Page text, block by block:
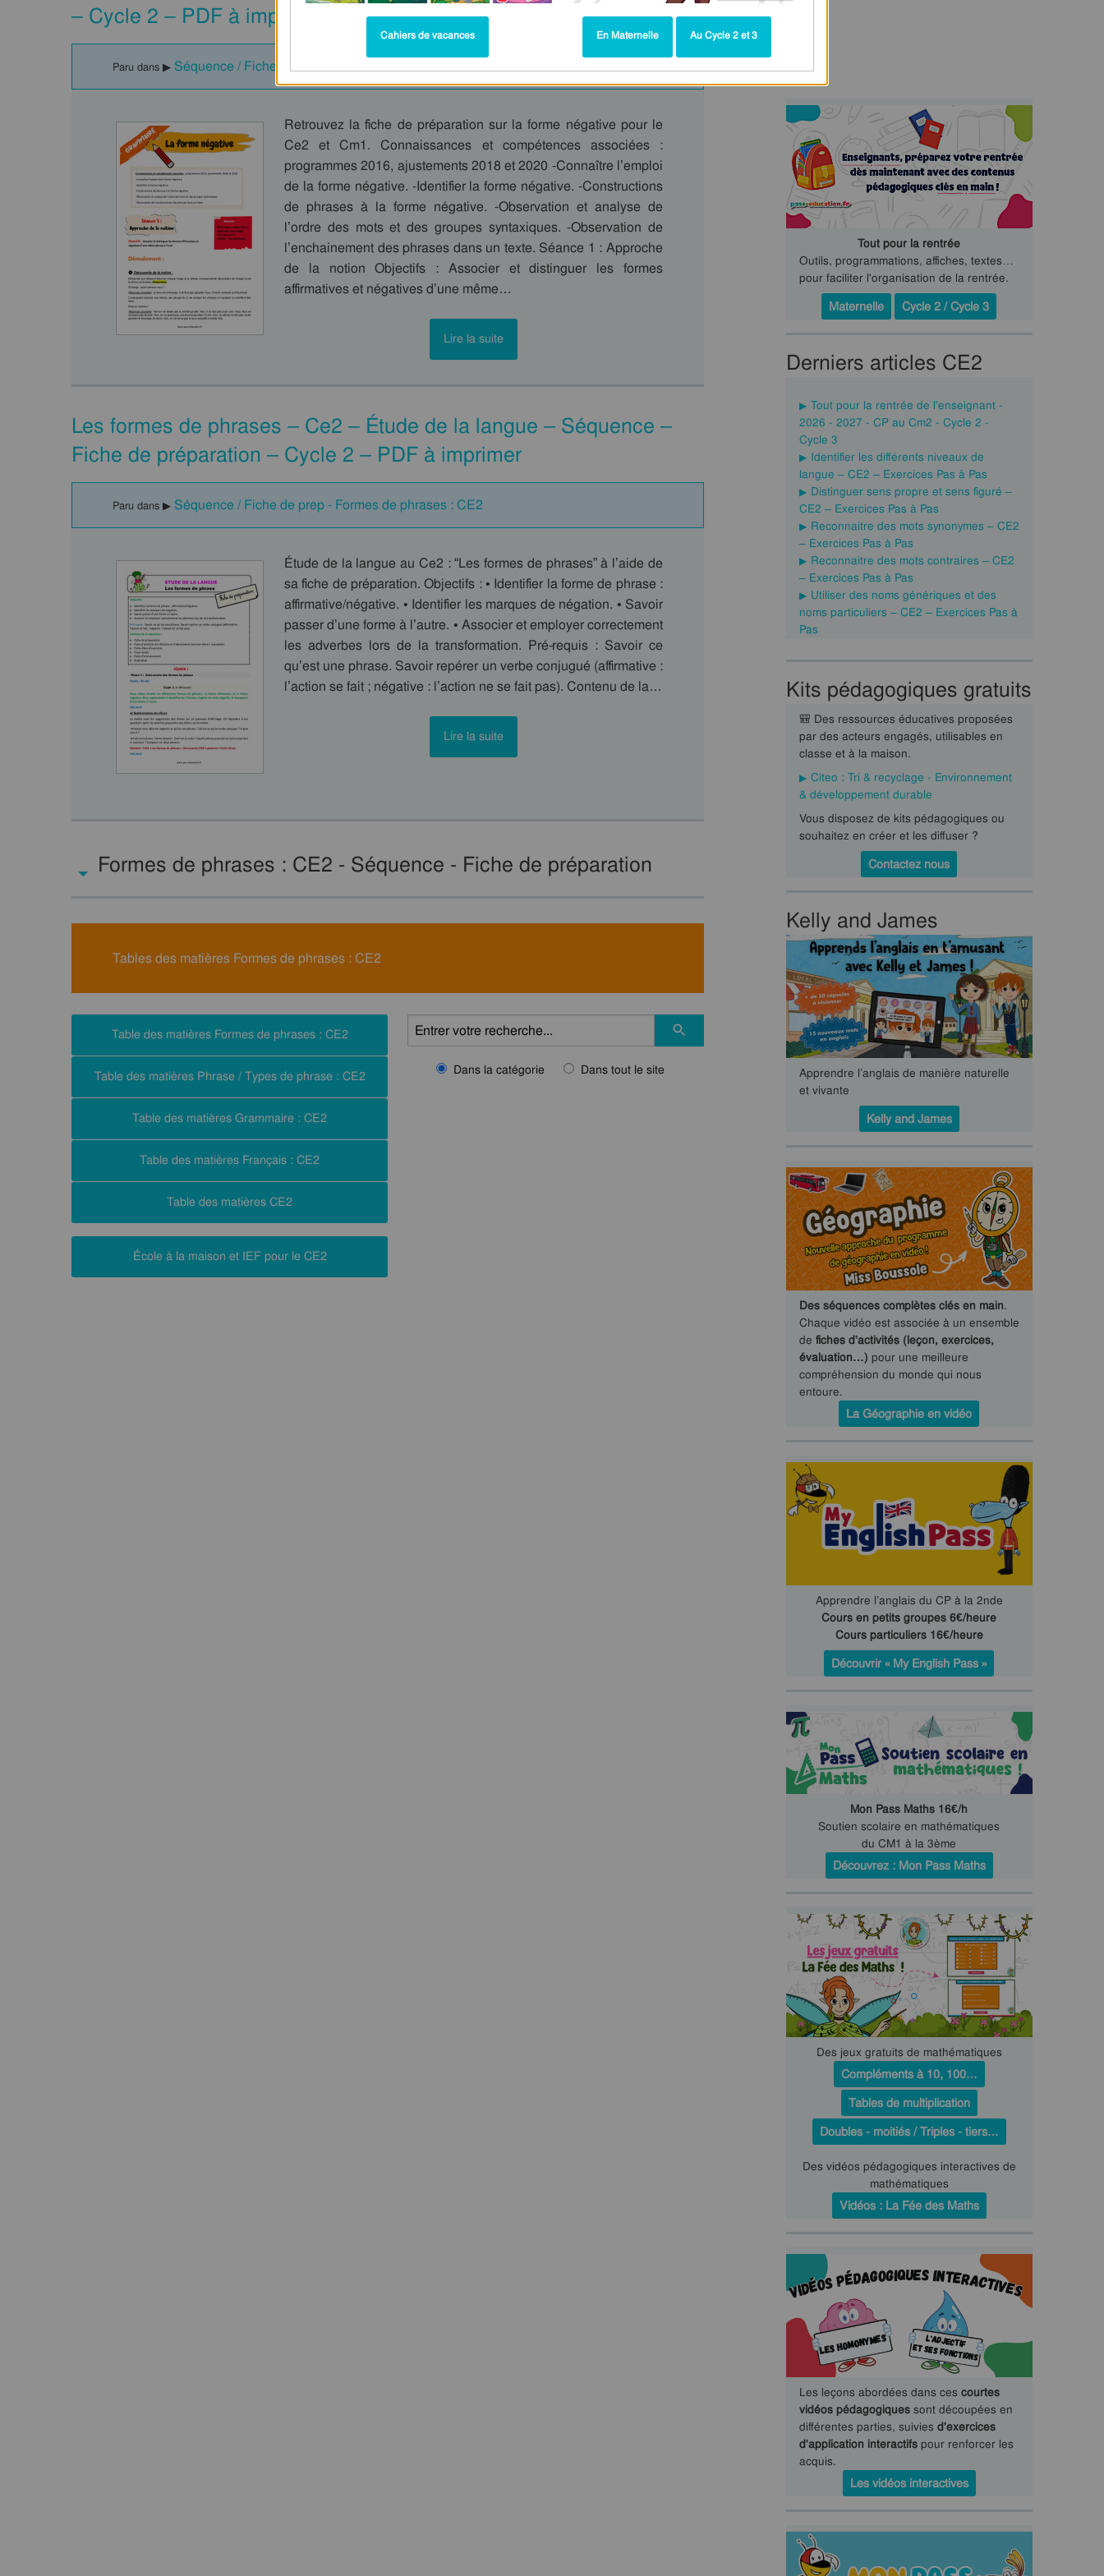
– Cycle 2 – PDF à imprimer
Paru dans ▶ Séquence / Fiche de prep - Formes de phrases : CE2
Retrouvez la fiche de préparation sur la forme négative pour le
Ce2 et Cm1. Connaissances et compétences associées :
programmes 2016, ajustements 2018 et 2020 -Connaître l’emploi
de la forme négative. -Identifier la forme négative. -Constructions
de phrases à la forme négative. -Observation et analyse de
l’ordre des mots et des groupes syntaxiques. -Observation de
l’enchainement des phrases dans un texte. Séance 1 : Approche
de la notion Objectifs : Associer et distinguer les formes
affirmatives et négatives d’une même…
Lire la suite
Les formes de phrases – Ce2 – Étude de la langue – Séquence –
Fiche de préparation – Cycle 2 – PDF à imprimer
Paru dans ▶ Séquence / Fiche de prep - Formes de phrases : CE2
Étude de la langue au Ce2 : “Les formes de phrases” à l’aide de
sa fiche de préparation. Objectifs : • Identifier la forme de phrase :
affirmative/négative. • Identifier les marques de négation. • Savoir
passer d’une forme à l’autre. • Associer et employer correctement
les adverbes lors de la transformation. Pré-requis : Savoir ce
qu’est une phrase. Savoir repérer un verbe conjugué (affirmative :
l’action se fait ; négative : l’action ne se fait pas). Contenu de la…
Lire la suite
Formes de phrases : CE2 - Séquence - Fiche de préparation
Tables des matières Formes de phrases : CE2
Table des matières Formes de phrases : CE2
Table des matières Phrase / Types de phrase : CE2
Table des matières Grammaire : CE2
Table des matières Français : CE2
Table des matières CE2
École à la maison et IEF pour le CE2
Dans la catégorie Dans tout le site
Tout pour la rentrée
Outils, programmations, affiches, textes…
pour faciliter l'organisation de la rentrée.
Maternelle
Cycle 2 / Cycle 3
Derniers articles CE2
Tout pour la rentrée de l'enseignant -
2026 - 2027 - CP au Cm2 - Cycle 2 -
Cycle 3
Identifier les différents niveaux de
langue – CE2 – Exercices Pas à Pas
Distinguer sens propre et sens figuré –
CE2 – Exercices Pas à Pas
Reconnaitre des mots synonymes – CE2
– Exercices Pas à Pas
Reconnaitre des mots contraires – CE2
– Exercices Pas à Pas
Utiliser des noms génériques et des
noms particuliers – CE2 – Exercices Pas à
Pas
Kits pédagogiques gratuits
🎒 Des ressources éducatives proposées
par des acteurs engagés, utilisables en
classe et à la maison.
Citeo : Tri & recyclage - Environnement
& développement durable
Vous disposez de kits pédagogiques ou
souhaitez en créer et les diffuser ?
Contactez nous
Kelly and James
Apprendre l’anglais de manière naturelle
et vivante
Kelly and James
Des séquences complètes clés en main.
Chaque vidéo est associée à un ensemble
de fiches d'activités (leçon, exercices,
évaluation…) pour une meilleure
compréhension du monde qui nous
entoure.
La Géographie en vidéo
Apprendre l’anglais du CP à la 2nde
Cours en petits groupes 6€/heure
Cours particuliers 16€/heure
Découvrir « My English Pass »
Mon Pass Maths 16€/h
Soutien scolaire en mathématiques
du CM1 à la 3ème
Découvrez : Mon Pass Maths
Des jeux gratuits de mathématiques
Compléments à 10, 100…
Tables de multiplication
Doubles - moitiés / Triples - tiers…
Des vidéos pédagogiques interactives de
mathématiques
Vidéos : La Fée des Maths
Les leçons abordées dans ces courtes
vidéos pédagogiquessont découpées en
différentes parties, suivies d'exercices
d'application interactifspour renforcer les
acquis.
Les vidéos interactives
Cahiers de vacances En Maternelle Au Cycle 2 et 3